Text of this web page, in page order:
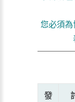
您必須為
發